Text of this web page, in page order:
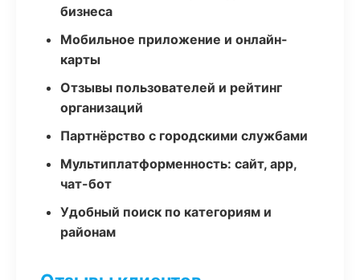
бизнеса
Мобильное приложение и онлайн-
карты
Отзывы пользователей и рейтинг
организаций
Партнёрство с городскими службами
Мультиплатформенность: сайт, app,
чат-бот
Удобный поиск по категориям и
районам